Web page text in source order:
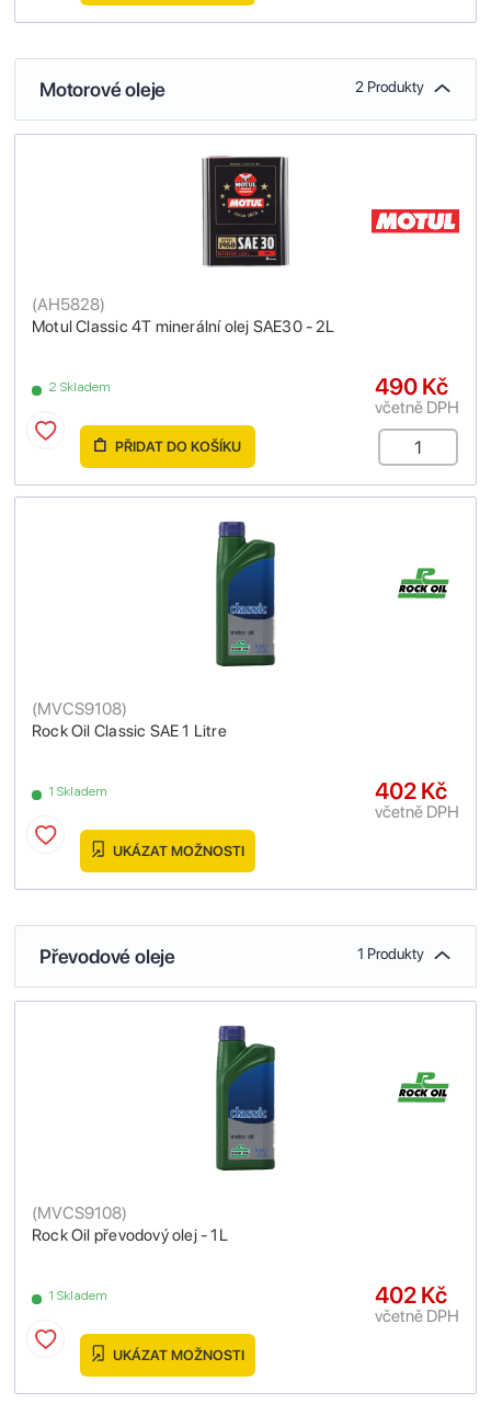
Motorové oleje 2 Produkty
Motul Classic 4T minerální olej SAE30 - 2L
(AH5828)
2 Skladem 490 Kč
včetně DPH
PŘIDAT DO KOŠÍKU
Rock Oil Classic SAE 1 Litre
(MVCS9108)
1 Skladem 402 Kč
včetně DPH
UKÁZAT MOŽNOSTI
Převodové oleje 1 Produkty
Rock Oil převodový olej - 1L
(MVCS9108)
1 Skladem 402 Kč
včetně DPH
UKÁZAT MOŽNOSTI